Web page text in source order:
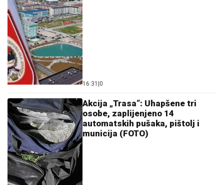
16:31 0
Akcija „Trasa“: Uhapšene tri
osobe, zaplijenjeno 14
automatskih pušaka, pištolj i
municija (FOTO)